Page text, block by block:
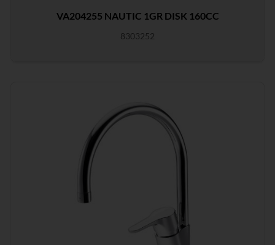
VA204255 NAUTIC 1GR DISK 160CC
8303252